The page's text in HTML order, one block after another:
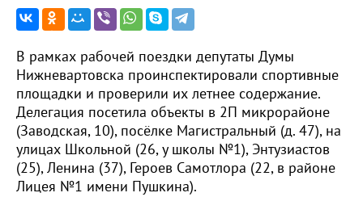
В рамках рабочей поездки депутаты Думы
Нижневартовска проинспектировали спортивные
площадки и проверили их летнее содержание.
Делегация посетила объекты в 2П микрорайоне
(Заводская, 10), посёлке Магистральный (д. 47), на
улицах Школьной (26, у школы №1), Энтузиастов
(25), Ленина (37), Героев Самотлора (22, в районе
Лицея №1 имени Пушкина).